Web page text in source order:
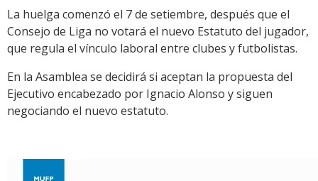
La huelga comenzó el 7 de setiembre, después que el
Consejo de Liga no votará el nuevo Estatuto del jugador,
que regula el vínculo laboral entre clubes y futbolistas.
En la Asamblea se decidirá si aceptan la propuesta del
Ejecutivo encabezado por Ignacio Alonso y siguen
negociando el nuevo estatuto.